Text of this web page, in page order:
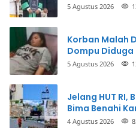
5 Agustus 2026
Korban Malah
Dompu Diduga
Penganiayaan
5 Agustus 2026
Jelang HUT RI,
Bima Benahi
4 Agustus 2026